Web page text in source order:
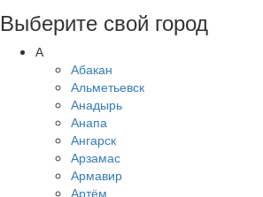
Выберите свой город
А
Абакан
Альметьевск
Анадырь
Анапа
Ангарск
Арзамас
Армавир
Артём